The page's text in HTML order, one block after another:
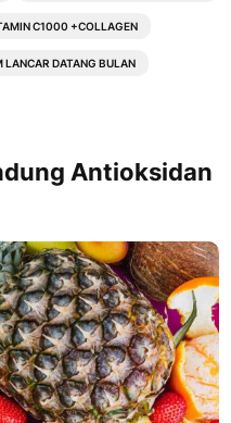
C1000 +COLLAGEN
LANCAR DATANG BULAN
Antioksidan